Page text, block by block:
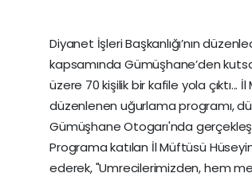
Diyanet İşleri Başkanlığı’nın
kapsamında Gümüşhane’den
üzere 70 kişilik bir kafile yola çıktı...
düzenlenen uğurlama programı,
Gümüşhane Otogarı'nda
Programa katılan İl Müftüsü
ederek, "Umrecilerimizden, hem